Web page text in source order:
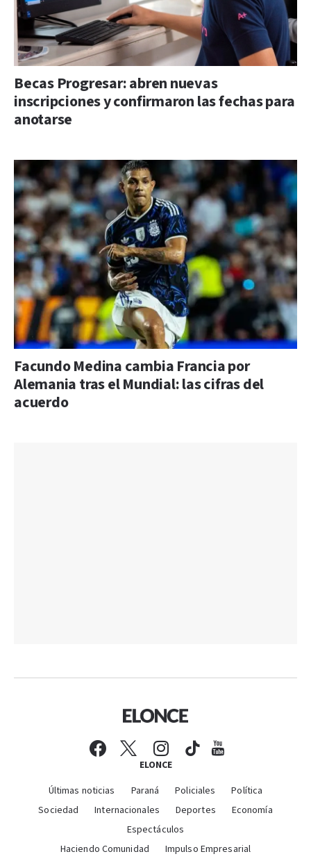
Becas Progresar: abren nuevas
inscripciones y confirmaron las fechas para
anotarse
Facundo Medina cambia Francia por
Alemania tras el Mundial: las cifras del
acuerdo
ELONCE
Últimas noticias Paraná Policiales
Política
Sociedad
Internacionales Deportes
Economía
Espectáculos
Haciendo Comunidad
Impulso Empresarial